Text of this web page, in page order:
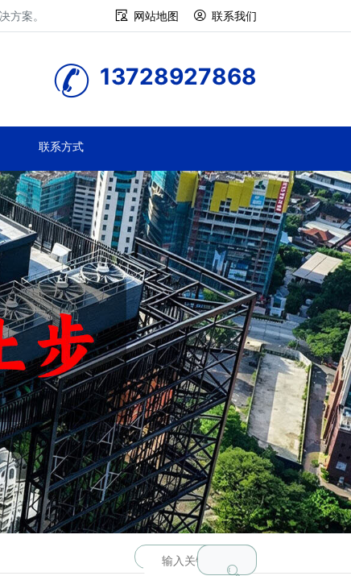
方案。 网站地图 联系我们
13728927868
联系方式